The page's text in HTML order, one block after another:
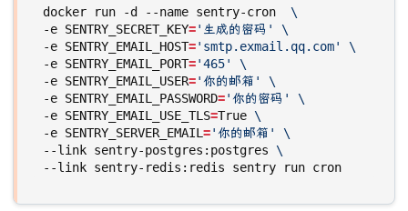
docker run -d --name sentry-cron
-e SENTRY_SECRET_KEY='生成的密码'
-e SENTRY_EMAIL_HOST='smtp.exmail.qq.com'
-e SENTRY_EMAIL_PORT='465'
-e SENTRY_EMAIL_USER='你的邮箱'
-e SENTRY_EMAIL_PASSWORD='你的密码'
-e SENTRY_EMAIL_USE_TLS=True
-e SENTRY_SERVER_EMAIL ='你的邮箱'
--link sentry-postgres:postgres
--link sentry-redis:redis sentry run cron